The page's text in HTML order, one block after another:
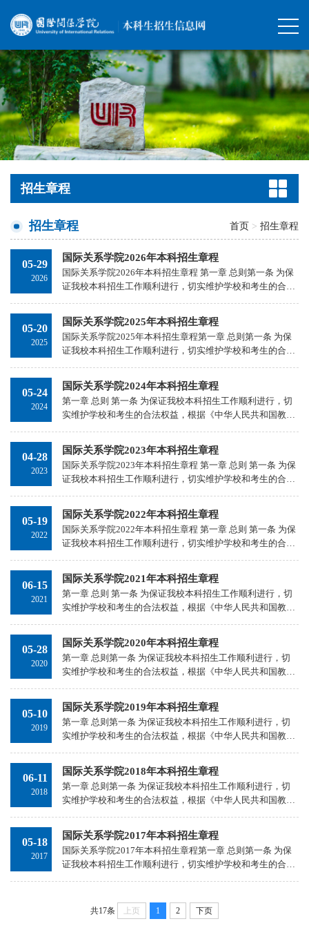
招生章程
招生章程 首页 > 招生章程
05-29
2026
国际关系学院2026年本科招生章程
国际关系学院2026年本科招生章程 第一章 总则第一条 为保
证我校本科招生工作顺利进行，切实维护学校和考生的合法
等教育法》等法律法规，结合我校实际情况，制定本章程。
第二条 学校全称：国际关系学院。第三条 办学地点：北京
市海淀区坡上村12号。第四条 学校性质：公办、全日制普通
高等学校。第五条 主管部门：教育部。第六条 办学层次：
大学本科。基本学制4年。凡具有我校正式学籍的学生，...
05-20
2025
国际关系学院2025年本科招生章程
国际关系学院2025年本科招生章程第一章 总则第一条 为保
证我校本科招生工作顺利进行，切实维护学校和考生的合法
等教育法》等法律法规，结合我校实际情况，制定本章程。
第二条 学校全称：国际关系学院。第三条 办学地点：北京
市海淀区坡上村12号。第四条 学校性质：公办、全日制普通
高等学校。全国重点大学。第五条 主管部门：教育部。第六
条 办学层次：大学本科。基本学制4年。...
05-24
2024
国际关系学院2024年本科招生章程
第一章 总则 第一条 为保证我校本科招生工作顺利进行，切
实维护学校和考生的合法权益，根据《中华人民共和国教育
实际情况，制定本章程。 第二条 学校全称：国际关系学
院。...
04-28
2023
国际关系学院2023年本科招生章程
国际关系学院2023年本科招生章程 第一章 总则 第一条 为保
证我校本科招生工作顺利进行，切实维护学校和考生的合法
等教育法》等法律法规，结合我校实际情况，制定本章
程。...
05-19
2022
国际关系学院2022年本科招生章程
国际关系学院2022年本科招生章程 第一章 总则 第一条 为保
证我校本科招生工作顺利进行，切实维护学校和考生的合法
等教育法》等法律法规，结合我校实际情况，制定本章
程。...
06-15
2021
国际关系学院2021年本科招生章程
第一章 总则 第一条 为保证我校本科招生工作顺利进行，切
实维护学校和考生的合法权益，根据《中华人民共和国教育
实际情况，制定本章程。 第二条 学校全称：国际关系学
院。...
05-28
2020
国际关系学院2020年本科招生章程
第一章 总则第一条 为保证我校本科招生工作顺利进行，切
实维护学校和考生的合法权益，根据《中华人民共和国教育
并结合我校实际情况，特制定本章程。第二条 学校全称：国
际关系学院。第三条 办学地点：北京市海淀区坡上村12号。
第四条 学校性质：公办、全日制普通高等学校。全国重点大
学。第五条 主管部门：教育部。第六条 办学层次：大学本
科。基本学制4年。本科毕业且经学位审核通过者，...
05-10
2019
国际关系学院2019年本科招生章程
第一章 总则第一条 为保证我校本科招生工作顺利进行，切
实维护学校和考生的合法权益，根据《中华人民共和国教育
并结合我校实际情况，特制定本章程。第二条 学校全称：国
际关系学院。第三条 办学地点：北京市海淀区坡上村12号。
第四条 学校性质：公办、全日制普通高等学校。全国重点大
学。第五条 主管部门：教育部。第六条 办学层次：大学本
科。基本学制4年。本科毕业且经学位审核通过者，...
06-11
2018
国际关系学院2018年本科招生章程
第一章 总则第一条 为保证我校本科招生工作顺利进行，切
实维护学校和考生的合法权益，根据《中华人民共和国教育
并结合我校实际情况，特制定本章程。第二条 学校全称：国
际关系学院。第三条 办学地点：北京市海淀区坡上村12号。
第四条 学校性质：公办、全日制普通高等学校。全国重点大
学。第五条 主管部门：教育部。第六条 办学层次：大学本
科。基本学制4年。本科毕业且经学位审核通过者，...
05-18
2017
国际关系学院2017年本科招生章程
国际关系学院2017年本科招生章程第一章 总则第一条 为保
证我校本科招生工作顺利进行，切实维护学校和考生的合法
制定本章程。第二条 学校全称：国际关系学院。第三条 办
学地点：北京市海淀区坡上村12号。第四条 学校性质：公
共17条 上页 1 2 下页